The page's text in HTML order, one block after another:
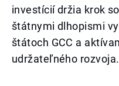
investícií držia krok
štátnymi dlhopismi
štátoch GCC a
udržateľného rozvoja.